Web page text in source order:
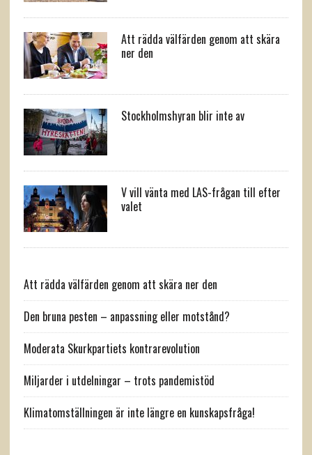
Att rädda välfärden genom att skära
ner den
Stockholmshyran blir inte av
V vill vänta med LAS-frågan till efter
valet
Att rädda välfärden genom att skära ner den
Den bruna pesten – anpassning eller motstånd?
Moderata Skurkpartiets kontrarevolution
Miljarder i utdelningar – trots pandemistöd
Klimatomställningen är inte längre en kunskapsfråga!